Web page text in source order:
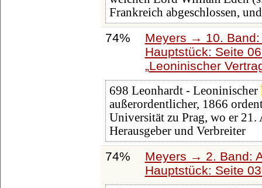
Frankreich abgeschlossen,
74%
Meyers → 10.
Hauptstück: Seite
Leoninischer
698 Leonhardt - Leoninischer
außerordentlicher, 1866
Universität zu Prag, wo er 21.
Herausgeber und Verbreiter
74%
Meyers → 2. Band:
Hauptstück: Seite